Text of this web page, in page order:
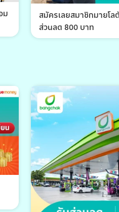
ม
สมัครเลยสมาชิกมายโ
ส่วนลด 800 บาท